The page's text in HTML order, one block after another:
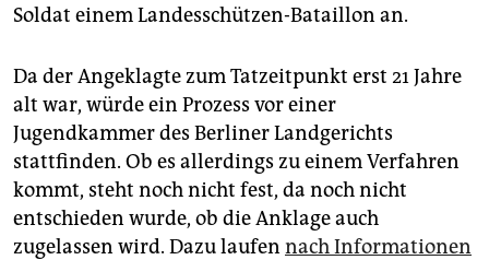
Soldat einem Landesschützen-Bataillon an.
Da der Angeklagte zum Tatzeitpunkt erst 21 Jahre
alt war, würde ein Prozess vor einer
Jugendkammer des Berliner Landgerichts
stattfinden. Ob es allerdings zu einem Verfahren
kommt, steht noch nicht fest, da noch nicht
entschieden wurde, ob die Anklage auch
zugelassen wird. Dazu laufen nach Informationen